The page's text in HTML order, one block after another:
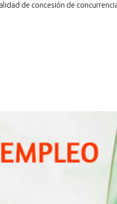
de concesión de